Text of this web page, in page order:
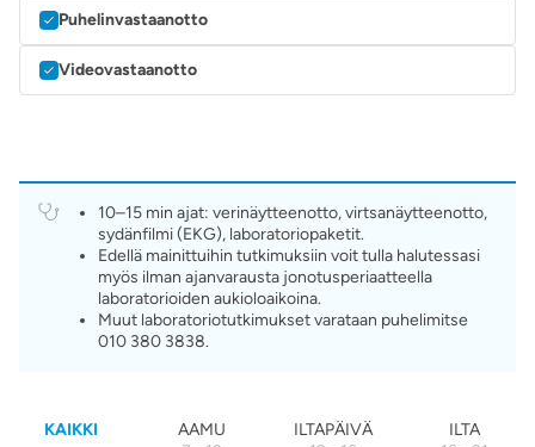
Puhelinvastaanotto
Videovastaanotto
10–15 min ajat: verinäytteenotto, virtsanäytteenotto,
sydänfilmi (EKG), laboratoriopaketit.
Edellä mainittuihin tutkimuksiin voit tulla halutessasi
myös ilman ajanvarausta jonotusperiaatteella
laboratorioiden aukioloaikoina.
Muut laboratoriotutkimukset varataan puhelimitse
010 380 3838.
KAIKKI
AAMU
ILTAPÄIVÄ
ILTA